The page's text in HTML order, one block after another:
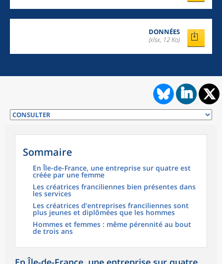
DONNÉES
(xlsx, 12 Ko)
Sommaire
En Île-de-France, une entreprise sur quatre est
créée par une femme
Les créatrices franciliennes bien présentes dans
les services
Les créatrices d’entreprises franciliennes sont
plus jeunes et diplômées que les hommes
Hommes et femmes : même pérennité au bout
de trois ans